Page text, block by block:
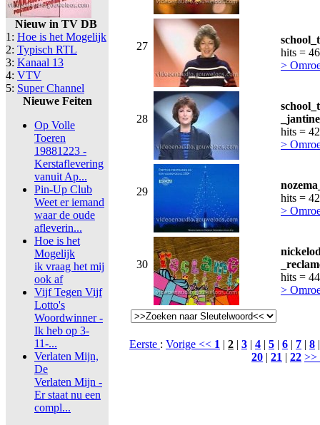
Nieuw in TV DB
1: Hoe is het Mogelijk
2: Typisch RTL
3: Kanaal 13
4: VTV
5: Super Channel
Nieuwe Feiten
Op Volle
Toeren
19881223 -
Kerstaflevering
vanuit Ap...
Pin-Up Club
Weet er iemand
waar de oude
afleverin...
Hoe is het
Mogelijk
ik vraag het mij
ook af
Vijf Tegen Vijf
Lotto's
Woordwinner -
Ik heb op 3-
11-...
Verlaten Mijn,
De
Verlaten Mijn -
Er staat nu een
compl...
27
hits =
>
28
hits =
>
29
hits =
>
30
hits =
>
Eerste : Vorige << 1 | 2 | 3 | 4 | 5 | 6 | 7 | 8
20 | 21 | 22 >>